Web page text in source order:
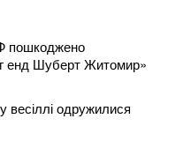
пошкоджено
енд Шуберт Житомир»
весіллі одружилися